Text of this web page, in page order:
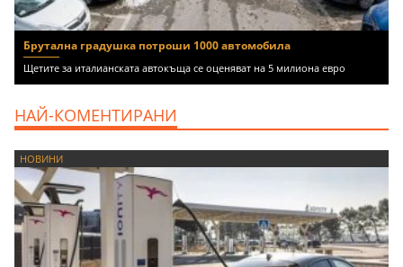
Брутална градушка потроши 1000 автомобила
Щетите за италианската автокъща се оценяват на 5 милиона евро
НАЙ-КОМЕНТИРАНИ
НОВИНИ